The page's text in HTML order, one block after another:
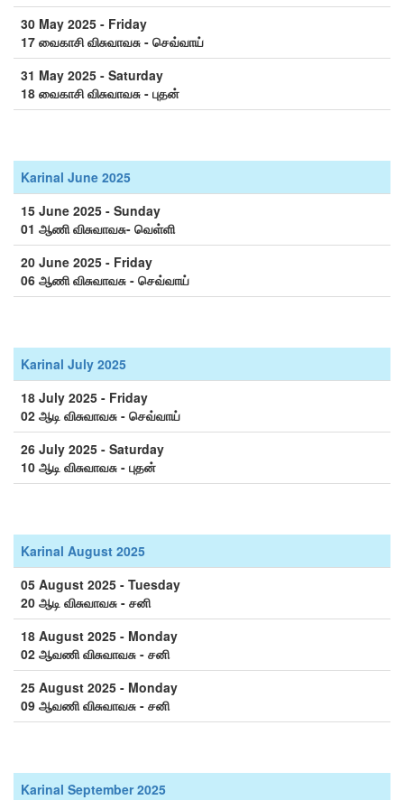
30 May 2025 - Friday
17 வைகாசி விசுவாவசு - செவ்வாய்
31 May 2025 - Saturday
18 வைகாசி விசுவாவசு - புதன்
Karinal June 2025
15 June 2025 - Sunday
01 ஆணி விசுவாவசு- வெள்ளி
20 June 2025 - Friday
06 ஆணி விசுவாவசு - செவ்வாய்
Karinal July 2025
18 July 2025 - Friday
02 ஆடி விசுவாவசு - செவ்வாய்
26 July 2025 - Saturday
10 ஆடி விசுவாவசு - புதன்
Karinal August 2025
05 August 2025 - Tuesday
20 ஆடி விசுவாவசு - சனி
18 August 2025 - Monday
02 ஆவணி விசுவாவசு - சனி
25 August 2025 - Monday
09 ஆவணி விசுவாவசு - சனி
Karinal September 2025